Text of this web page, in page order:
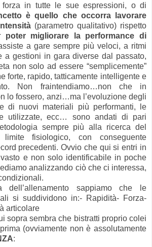
in tutte le sue espressioni, o di
è quello che occorra lavorare
(parametro qualitativo) rispetto
poter migliorare la performance di
a gare sempre più veloci, a ritmi
a gestioni in gara diverse dal passato,
non solo ad essere “semplicemente”
forte, rapido, tatticamente intelligente e
Non fraintendiamo…non che in
lo fossero, anzi…ma l’evoluzione degli
di nuovi materiali più performanti, le
utilizzate, ecc… sono andati di pari
sempre più alla ricerca del
limite fisiologico, con conseguente
precedenti. Ovvio che qui si entri in
e non solo identificabile in poche
analizzando ciò che ci interessa,
dell’allenamento sappiamo che le
si suddividono in: - Rapidità - Forza -
articolare
sopra sembra che bistratti proprio colei
(ovviamente non è assolutamente
: